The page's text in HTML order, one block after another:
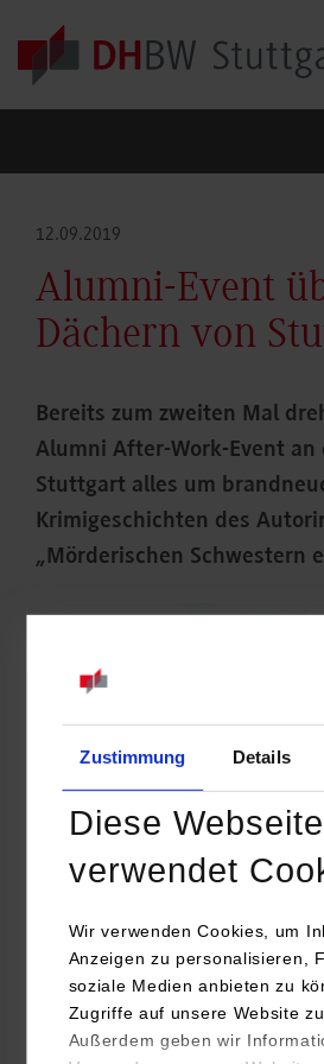
Zustimmung Details
Diese Webseite
verwendet
Wir verwenden Cookies, um
Anzeigen zu personalisieren,
soziale Medien anbieten zu
Zugriffe auf unsere Website
Außerdem geben wir
Skip to main content
12.09.2019
Alumni-Event
Dächern von
Bereits zum zweiten Mal
Alumni After-Work-Event an
Stuttgart alles um
Krimigeschichten des
„Mörderischen Schwestern
Die Mörderischen Schwestern gehen
selbstverständlich nur in der Theorie.
tauchten die Krimiautorinnen Anita
Böhme, Sabine Kampermann, Ute